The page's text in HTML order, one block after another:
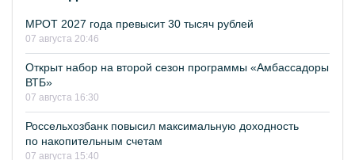
МРОТ 2027 года превысит 30 тысяч рублей
07 августа 20:46
Открыт набор на второй сезон программы «Амбассадоры
ВТБ»
07 августа 16:30
Россельхозбанк повысил максимальную доходность
по накопительным счетам
07 августа 15:40